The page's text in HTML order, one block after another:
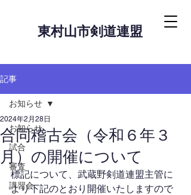
東村山市剣道連盟
記事
お知らせ
試合
審査
講習会
お知らせ
合同稽古会（令和６年３
月）の開催について
2024年2月28日
標記について、武蔵野剣道連盟主管に
より下記のとおり開催いたしますので